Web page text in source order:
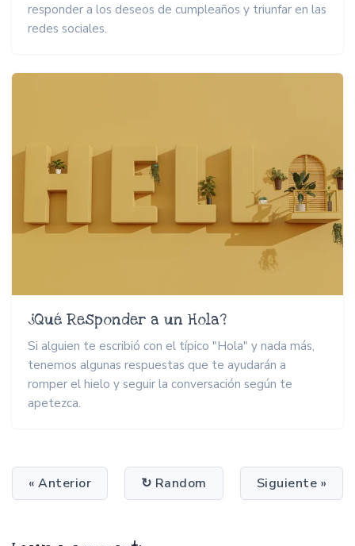
responder a los deseos de cumpleaños y triunfar en las
redes sociales.
¿Qué Responder a un Hola?
Si alguien te escribió con el típico "Hola" y nada más,
tenemos algunas respuestas que te ayudarán a
romper el hielo y seguir la conversación según te
apetezca.
« Anterior ↻ Random Siguiente »